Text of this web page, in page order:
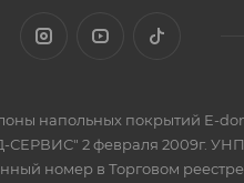
напольных покрытий E-
2 февраля 2009г. УНП
номер в Торговом реестре